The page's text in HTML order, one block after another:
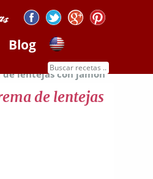
Blog
legumbres y cereales
de lentejas con jamón
de lentejas